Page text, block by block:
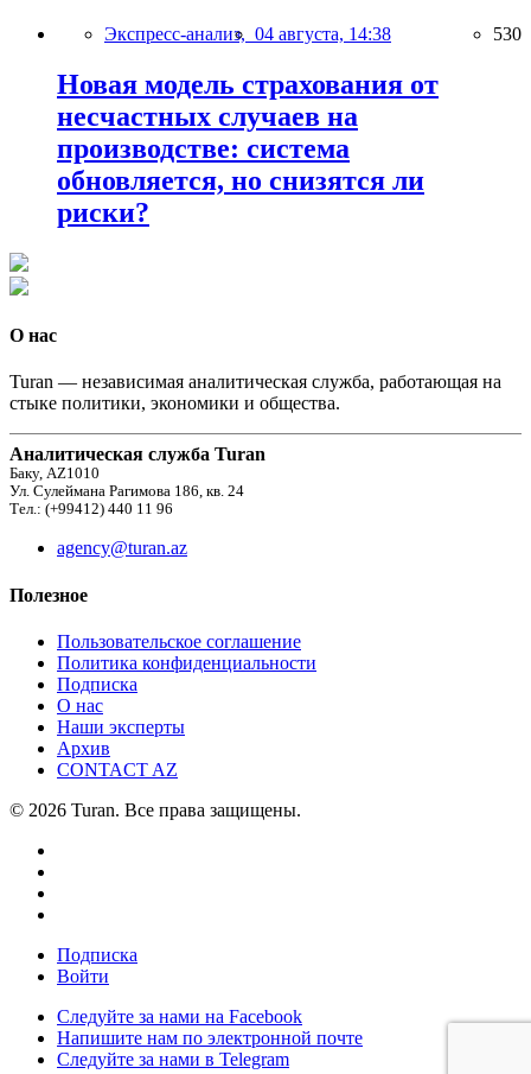
Экспресс-анализ, 04 августа, 14:38 530
Новая модель страхования от
несчастных случаев на
производстве: система
обновляется, но снизятся ли
риски?
О нас
Turan — независимая аналитическая служба, работающая на
стыке политики, экономики и общества.
Аналитическая служба Turan
Баку, AZ1010
Ул. Сулеймана Рагимова 186, кв. 24
Тел.: (+99412) 440 11 96
agency@turan.az
Полезное
Пользовательское соглашение
Политика конфиденциальности
Подписка
О нас
Наши эксперты
Архив
CONTACT AZ
© 2026 Turan. Все права защищены.
Подписка
Войти
Следуйте за нами на Facebook
Напишите нам по электронной почте
Следуйте за нами в Telegram